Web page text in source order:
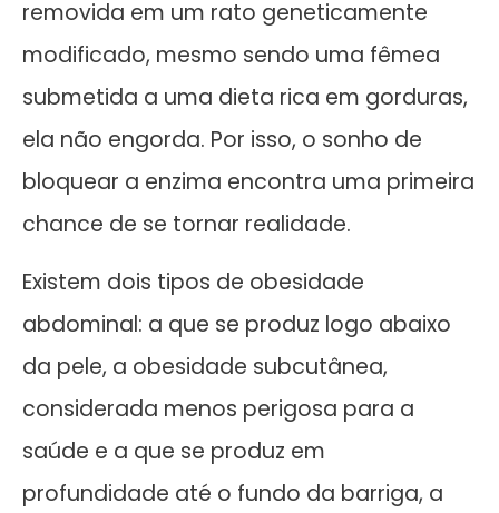
removida em um rato geneticamente
modificado, mesmo sendo uma fêmea
submetida a uma dieta rica em gorduras,
ela não engorda. Por isso, o sonho de
bloquear a enzima encontra uma primeira
chance de se tornar realidade.
Existem dois tipos de obesidade
abdominal: a que se produz logo abaixo
da pele, a obesidade subcutânea,
considerada menos perigosa para a
saúde e a que se produz em
profundidade até o fundo da barriga, a